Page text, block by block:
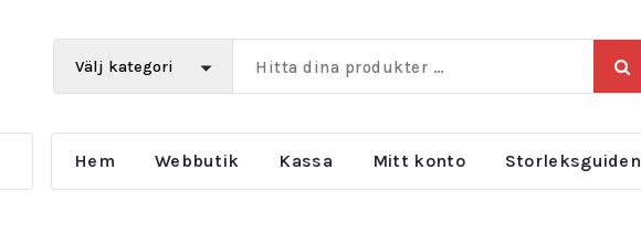
Hem Webbutik Kassa Mitt konto Storleksguiden